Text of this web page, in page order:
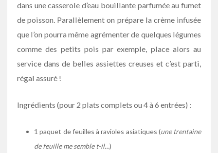
dans une casserole d’eau bouillante parfumée au fumet
de poisson. Parallèlement on prépare la crème infusée
que l’on pourra même agrémenter de quelques légumes
comme des petits pois par exemple, place alors au
service dans de belles assiettes creuses et c’est parti,
régal assuré !
Ingrédients (pour 2 plats complets ou 4 à 6 entrées) :
1 paquet de feuilles à ravioles asiatiques (une trentaine
de feuille me semble t-il…)